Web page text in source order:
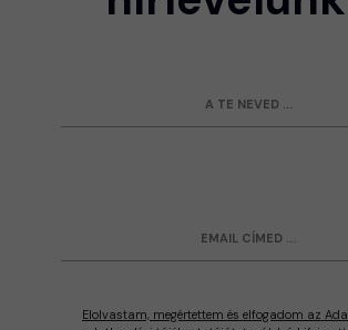
Elolvastam, megértettem és elfogadom az